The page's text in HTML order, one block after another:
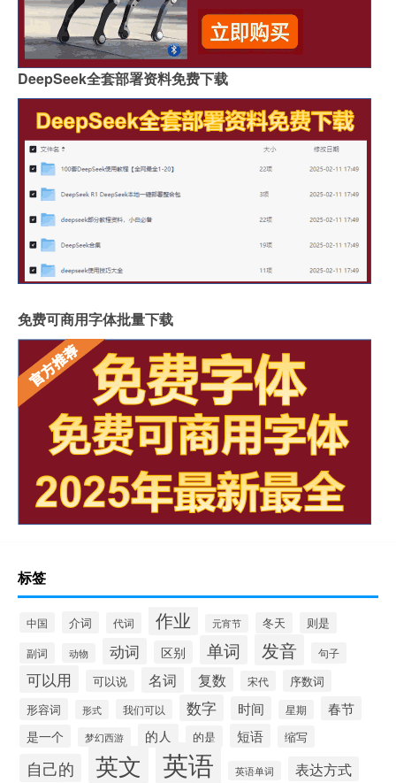
DeepSeek全套部署资料免费下载
免费可商用字体批量下载
标签
中国 介词 代词 作业 元宵节 冬天
则是
副词
动物 动词 区别 单词 发音 句子
可以用 可以说 名词 复数 宋代
序数词
形容词
形式 我们可以 数字 时间 星期 春节
是一个 梦幻西游 的人 的是 短语 缩写
自己的 英文 英语 英语单词 表达方式